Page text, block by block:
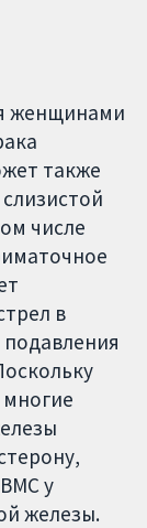
женщинами
также
числе
в
многие
у
железы.